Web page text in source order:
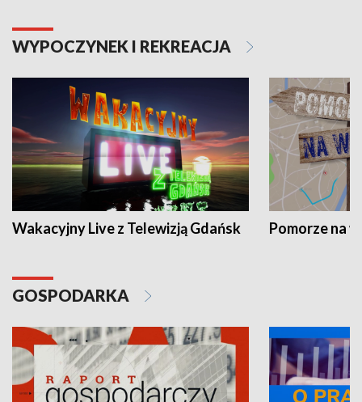
WYPOCZYNEK I REKREACJA
Wakacyjny Live z Telewizją Gdańsk Pomorze na
GOSPODARKA